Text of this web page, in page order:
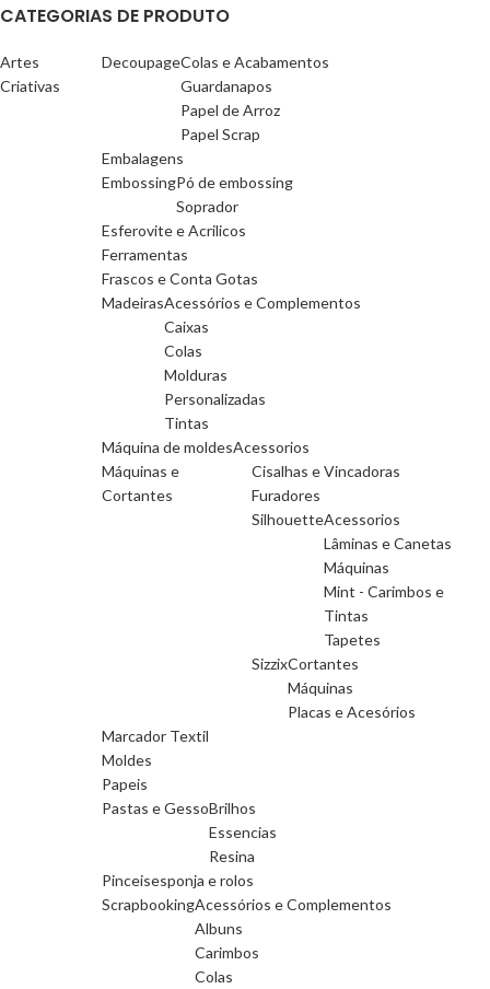
CATEGORIAS DE PRODUTO
Artes
Criativas
DecoupageColas e Acabamentos
Guardanapos
Papel de Arroz
Papel Scrap
Embalagens
EmbossingPó de embossing
Soprador
Esferovite e Acrilicos
Ferramentas
Frascos e Conta Gotas
MadeirasAcessórios e Complementos
Caixas
Colas
Molduras
Personalizadas
Tintas
Máquina de moldesAcessorios
Máquinas e
Cortantes
Cisalhas e Vincadoras
Furadores
SilhouetteAcessorios
Lâminas e Canetas
Máquinas
Mint - Carimbos e
Tintas
Tapetes
SizzixCortantes
Máquinas
Placas e Acesórios
Marcador Textil
Moldes
Papeis
Pastas e GessoBrilhos
Essencias
Resina
Pinceisesponja e rolos
ScrapbookingAcessórios e Complementos
Albuns
Carimbos
Colas